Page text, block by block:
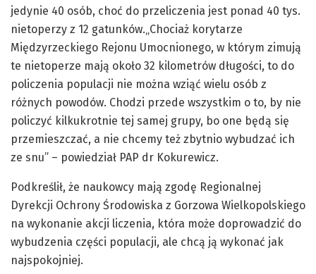
jedynie 40 osób, choć do przeliczenia jest ponad 40 tys.
nietoperzy z 12 gatunków.„Chociaż korytarze
Międzyrzeckiego Rejonu Umocnionego, w którym zimują
te nietoperze mają około 32 kilometrów długości, to do
policzenia populacji nie można wziąć wielu osób z
różnych powodów. Chodzi przede wszystkim o to, by nie
policzyć kilkukrotnie tej samej grupy, bo one będą się
przemieszczać, a nie chcemy też zbytnio wybudzać ich
ze snu” – powiedział PAP dr Kokurewicz.
Podkreślił, że naukowcy mają zgodę Regionalnej
Dyrekcji Ochrony Środowiska z Gorzowa Wielkopolskiego
na wykonanie akcji liczenia, która może doprowadzić do
wybudzenia części populacji, ale chcą ją wykonać jak
najspokojniej.